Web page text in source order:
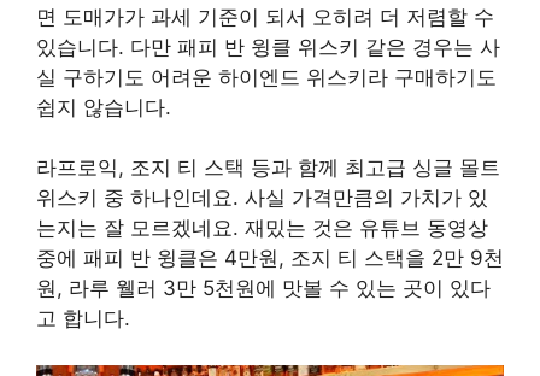
면 도매가가 과세 기준이 되서 오히려 더 저렴할 수
있습니다. 다만 패피 반 윙클 위스키 같은 경우는 사
실 구하기도 어려운 하이엔드 위스키라 구매하기도
쉽지 않습니다.
라프로익, 조지 티 스택 등과 함께 최고급 싱글 몰트
위스키 중 하나인데요. 사실 가격만큼의 가치가 있
는지는 잘 모르겠네요. 재밌는 것은 유튜브 동영상
중에 패피 반 윙클은 4만원, 조지 티 스택을 2만 9천
원, 라루 웰러 3만 5천원에 맛볼 수 있는 곳이 있다
고 합니다.